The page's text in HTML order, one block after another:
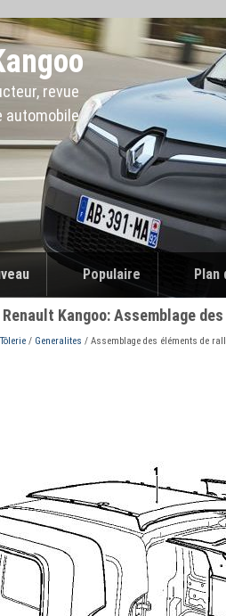
revue
automobile
Populaire Plan
Kangoo: Assemblage
Tôlerie / Generalites / Assemblage des éléments de